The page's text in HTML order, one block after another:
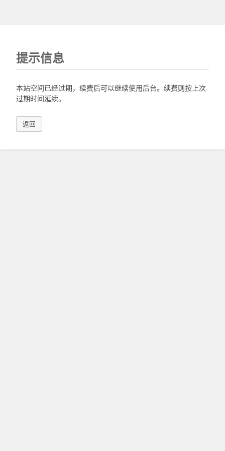
提示信息
本站空间已经过期，续费后可以继续使用后台。续费则按上次
过期时间延续。
返回